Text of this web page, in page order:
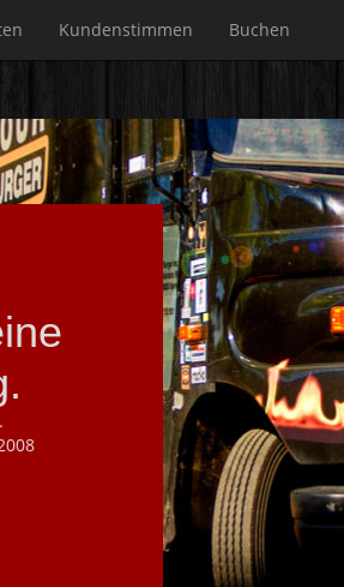
Kundenstimmen Buchen